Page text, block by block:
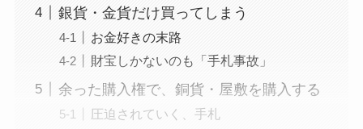
銀貨・金貨だけ買ってしまう
お金好きの末路
財宝しかないのも「手札事故」
余った購入権で、銅貨・屋敷を購入する
圧迫されていく、手札